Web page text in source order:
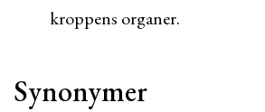
kroppens organer.
Synonymer